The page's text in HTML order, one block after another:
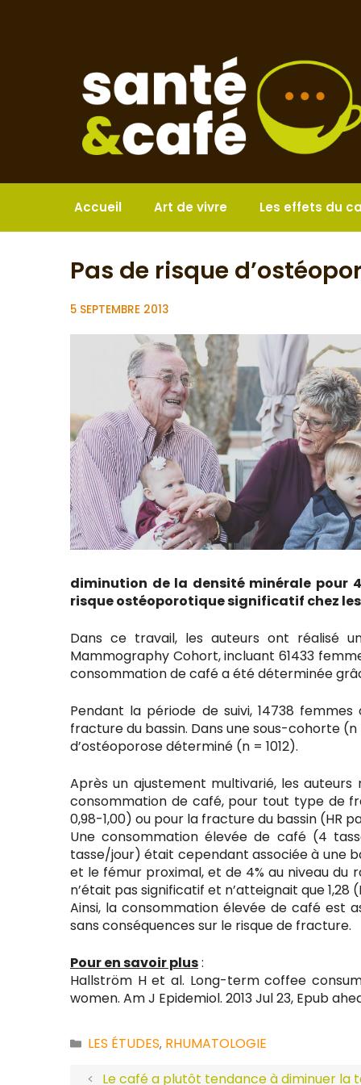
Accueil Art de vivre Les effets du
Pas de risque
5 SEPTEMBRE 2013
diminution de la densité minérale pour
risque ostéoporotique significatif chez
Dans ce travail, les auteurs ont réalisé
Mammography Cohort, incluant 61433
consommation de café a été déterminée
Pendant la période de suivi, 14738
fracture du bassin. Dans une sous-cohorte
d’ostéoporose déterminé (n = 1012).
Après un ajustement multivarié, les
consommation de café, pour tout type de
0,98-1,00) ou pour la fracture du bassin (HR
Une consommation élevée de café (4
tasse/jour) était cependant associée à une
et le fémur proximal, et de 4% au niveau du
n’était pas significatif et n’atteignait que 1,28
Ainsi, la consommation élevée de café est
sans conséquences sur le risque de fracture.
Pour en savoir plus:
Hallström H et al. Long-term coffee
women. Am J Epidemiol. 2013 Jul 23, Epub
Catégories
LES ÉTUDES, RHUMATOLOGIE
Le café a plutôt tendance à diminuer la